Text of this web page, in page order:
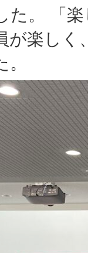
た。 「
が楽しく